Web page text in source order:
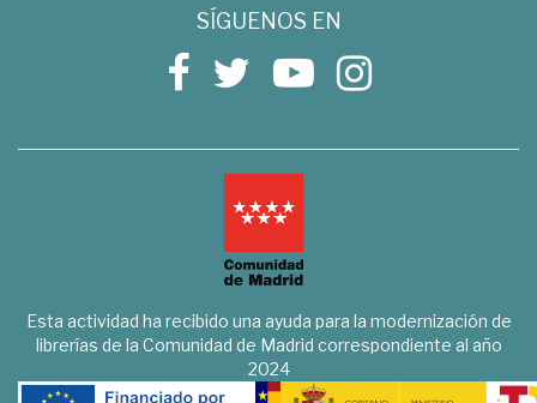
SÍGUENOS EN
Esta actividad ha recibido una ayuda para la modernización de
librerías de la Comunidad de Madrid correspondiente al año
2024